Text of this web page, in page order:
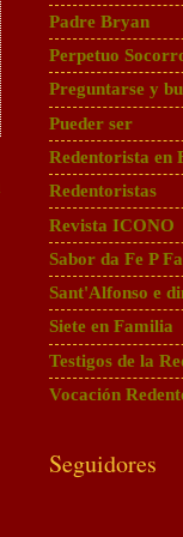
Padre Bryan
Perpetuo
Preguntarse y
Pueder ser
Redentorista en
Redentoristas
Revista ICONO
Sabor da Fe P
Sant'Alfonso e
Siete en Familia
Testigos de la
Vocación
Seguidores